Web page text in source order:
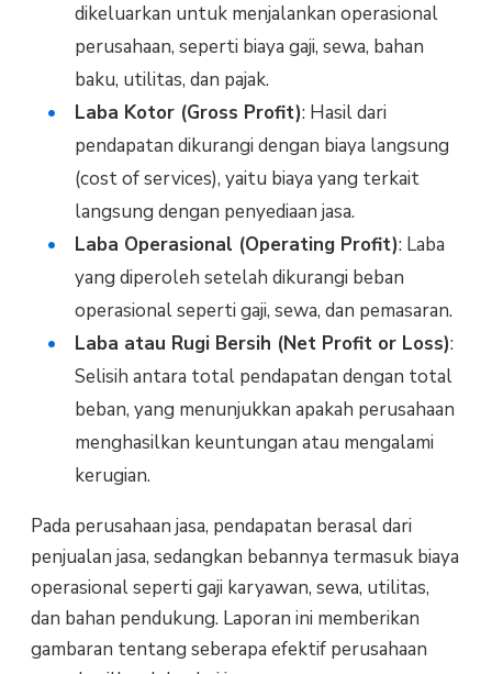
dikeluarkan untuk menjalankan operasional
perusahaan, seperti biaya gaji, sewa, bahan
baku, utilitas, dan pajak.
Laba Kotor (Gross Profit): Hasil dari
pendapatan dikurangi dengan biaya langsung
(cost of services), yaitu biaya yang terkait
langsung dengan penyediaan jasa.
Laba Operasional (Operating Profit): Laba
yang diperoleh setelah dikurangi beban
operasional seperti gaji, sewa, dan pemasaran.
Laba atau Rugi Bersih (Net Profit or Loss):
Selisih antara total pendapatan dengan total
beban, yang menunjukkan apakah perusahaan
menghasilkan keuntungan atau mengalami
kerugian.
Pada perusahaan jasa, pendapatan berasal dari
penjualan jasa, sedangkan bebannya termasuk biaya
operasional seperti gaji karyawan, sewa, utilitas,
dan bahan pendukung. Laporan ini memberikan
gambaran tentang seberapa efektif perusahaan